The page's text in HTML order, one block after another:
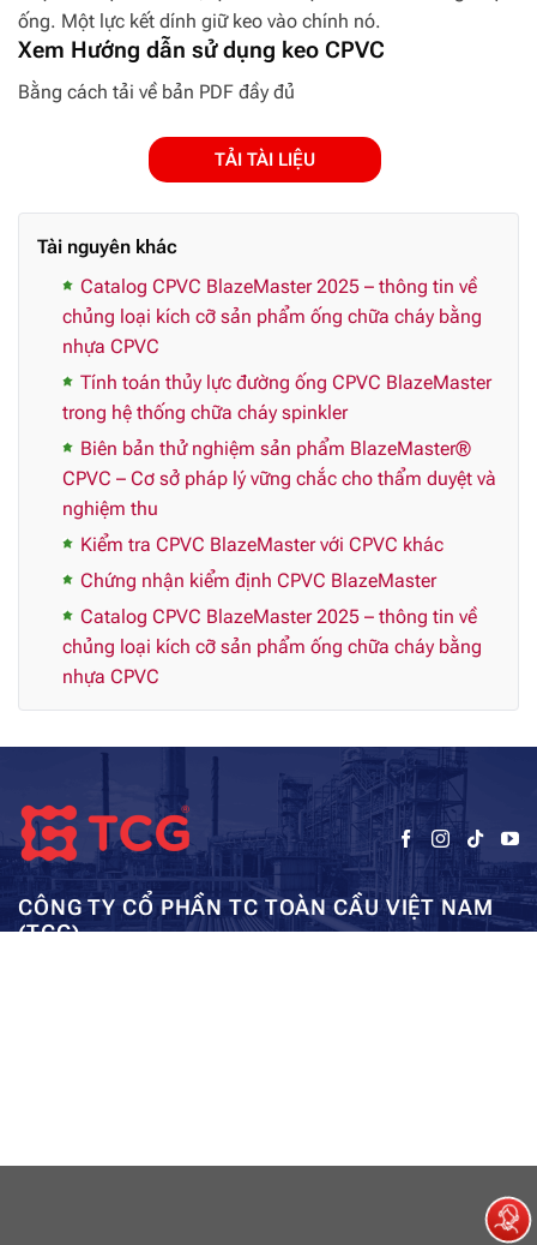
ống. Một lực kết dính giữ keo vào chính nó.
Xem Hướng dẫn sử dụng keo CPVC
Bằng cách tải về bản PDF đầy đủ
TẢI TÀI LIỆU
Tài nguyên khác
Catalog CPVC BlazeMaster 2025 – thông tin về
chủng loại kích cỡ sản phẩm ống chữa cháy bằng
nhựa CPVC
Tính toán thủy lực đường ống CPVC BlazeMaster
trong hệ thống chữa cháy spinkler
Biên bản thử nghiệm sản phẩm BlazeMaster®
CPVC – Cơ sở pháp lý vững chắc cho thẩm duyệt và
nghiệm thu
Kiểm tra CPVC BlazeMaster với CPVC khác
Chứng nhận kiểm định CPVC BlazeMaster
Catalog CPVC BlazeMaster 2025 – thông tin về
chủng loại kích cỡ sản phẩm ống chữa cháy bằng
nhựa CPVC
CÔNG TY CỔ PHẦN TC TOÀN CẦU VIỆT NAM
(TCG)